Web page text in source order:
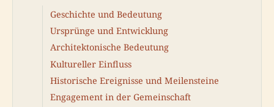
Geschichte und Bedeutung
Ursprünge und Entwicklung
Architektonische Bedeutung
Kultureller Einfluss
Historische Ereignisse und Meilensteine
Engagement in der Gemeinschaft